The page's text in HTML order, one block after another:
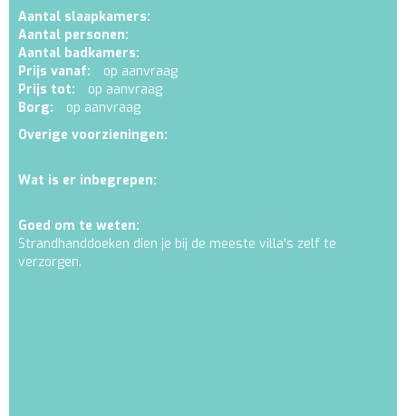
Aantal slaapkamers:
Aantal personen:
Aantal badkamers:
Prijs vanaf:
op aanvraag
Prijs tot:
op aanvraag
Borg:
op aanvraag
Overige voorzieningen:
Wat is er inbegrepen:
Goed om te weten:
Strandhanddoeken dien je bij de meeste villa's zelf te
verzorgen.